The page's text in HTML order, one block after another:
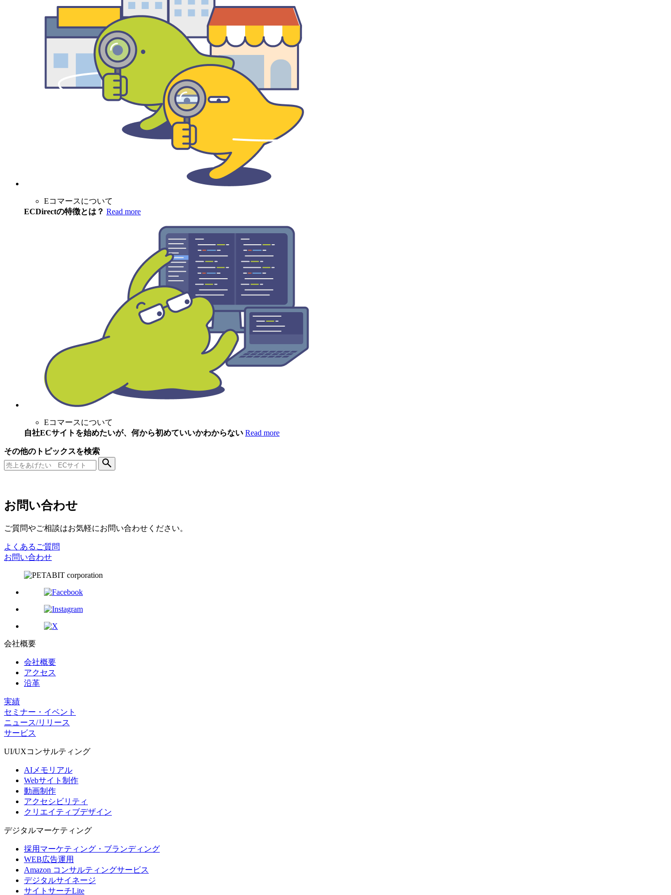
Eコマースについて
ECDirectの特徴とは？ Read more
Eコマースについて
自社ECサイトを始めたいが、何から初めていいかわからない Read more
その他のトピックスを検索
お問い合わせ
ご質問やご相談はお気軽にお問い合わせください。
よくあるご質問
お問い合わせ
会社概要
会社概要
アクセス
沿革
実績
セミナー・イベント
ニュース/リリース
サービス
UI/UXコンサルティング
AIメモリアル
Webサイト制作
動画制作
アクセシビリティ
クリエイティブデザイン
デジタルマーケティング
採用マーケティング・ブランディング
WEB広告運用
Amazon コンサルティングサービス
デジタルサイネージ
サイトサーチLite